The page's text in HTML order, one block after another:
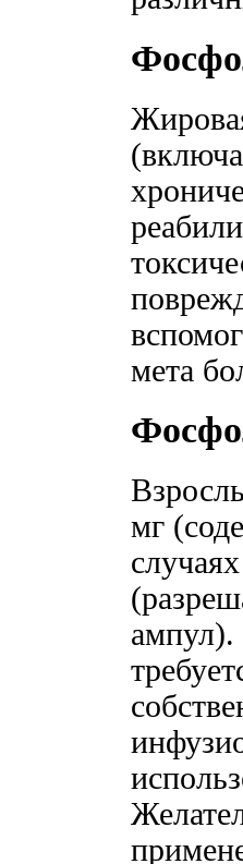
мета
мг
ампул).